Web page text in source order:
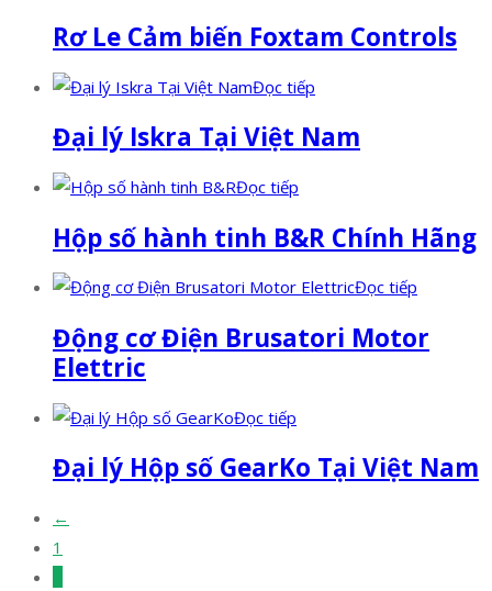
Rơ Le Cảm biến Foxtam Controls
Đọc tiếp
Đại lý Iskra Tại Việt Nam
Đọc tiếp
Hộp số hành tinh B&R Chính Hãng
Đọc tiếp
Động cơ Điện Brusatori Motor
Elettric
Đọc tiếp
Đại lý Hộp số GearKo Tại Việt Nam
←
1